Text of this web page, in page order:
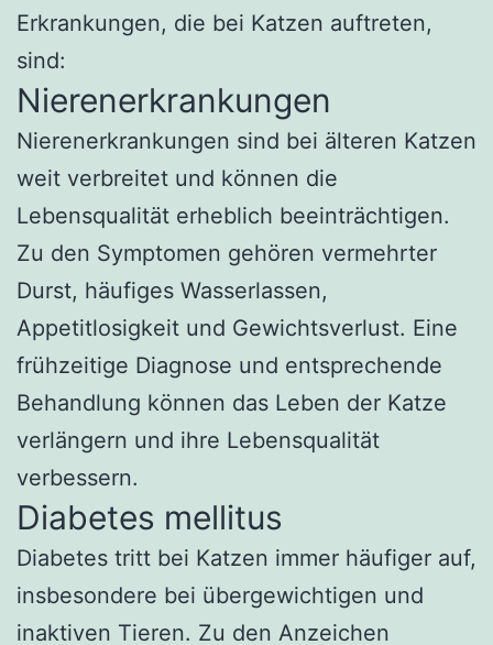
Erkrankungen, die bei Katzen auftreten,
sind:
Nierenerkrankungen
Nierenerkrankungen sind bei älteren Katzen
weit verbreitet und können die
Lebensqualität erheblich beeinträchtigen.
Zu den Symptomen gehören vermehrter
Durst, häufiges Wasserlassen,
Appetitlosigkeit und Gewichtsverlust. Eine
frühzeitige Diagnose und entsprechende
Behandlung können das Leben der Katze
verlängern und ihre Lebensqualität
verbessern.
Diabetes mellitus
Diabetes tritt bei Katzen immer häufiger auf,
insbesondere bei übergewichtigen und
inaktiven Tieren. Zu den Anzeichen